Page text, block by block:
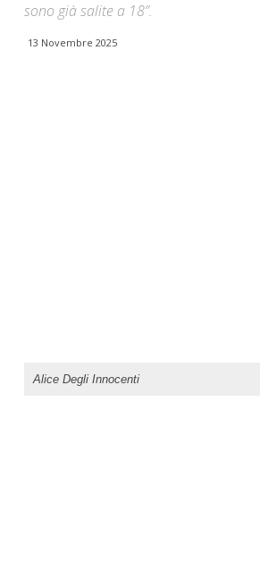
sono già salite a 18”.
13 Novembre 2025
Alice Degli Innocenti